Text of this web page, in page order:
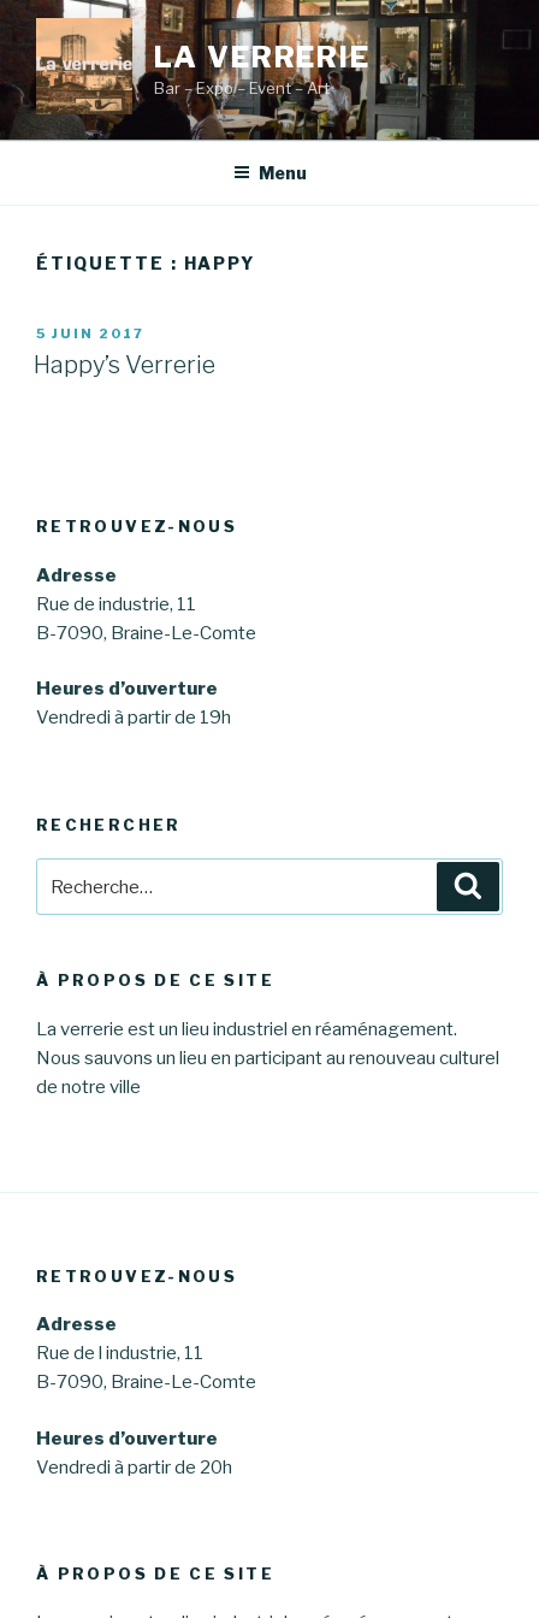
contenu
principal
LA VERRERIE
Bar – Expo – Event – Art
Menu
ÉTIQUETTE : HAPPY
PUBLIÉ
LE
5 JUIN 2017
Happy’s Verrerie
RETROUVEZ-NOUS
Adresse
Rue de industrie, 11
B-7090, Braine-Le-Comte
Heures d’ouverture
Vendredi à partir de 19h
RECHERCHER
pour
À PROPOS DE CE SITE
La verrerie est un lieu industriel en réaménagement.
Nous sauvons un lieu en participant au renouveau culturel
de notre ville
RETROUVEZ-NOUS
Adresse
Rue de l industrie, 11
B-7090, Braine-Le-Comte
Heures d’ouverture
Vendredi à partir de 20h
À PROPOS DE CE SITE